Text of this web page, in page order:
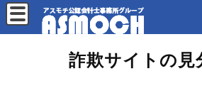
詐欺サイトの見